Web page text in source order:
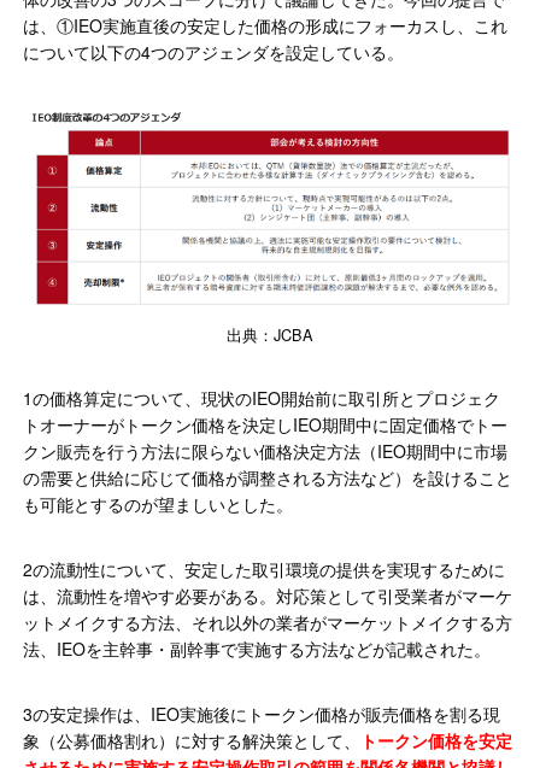
は、①IEO実施直後の安定した価格の形成にフォーカスし、これ
について以下の4つのアジェンダを設定している。
出典：JCBA
1の価格算定について、現状のIEO開始前に取引所とプロジェク
トオーナーがトークン価格を決定しIEO期間中に固定価格でトー
クン販売を行う方法に限らない価格決定方法（IEO期間中に市場
の需要と供給に応じて価格が調整される方法など）を設けること
も可能とするのが望ましいとした。
2の流動性について、安定した取引環境の提供を実現するために
は、流動性を増やす必要がある。対応策として引受業者がマーケ
ットメイクする方法、それ以外の業者がマーケットメイクする方
法、IEOを主幹事・副幹事で実施する方法などが記載された。
3の安定操作は、IEO実施後にトークン価格が販売価格を割る現
象（公募価格割れ）に対する解決策として、
トークン価格を安定